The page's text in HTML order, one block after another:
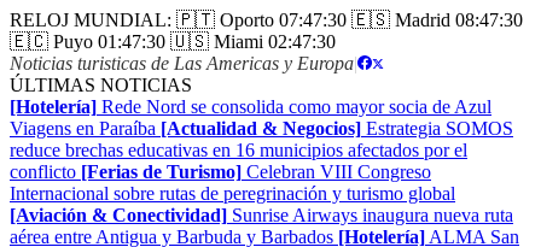
RELOJ MUNDIAL: 🇵🇹 Oporto 07:47:31 🇪🇸 Madrid 08:47:31
🇪🇨 Puyo 01:47:31 🇺🇸 Miami 02:47:31
Noticias turisticas de Las Americas y Europa|
ÚLTIMAS NOTICIAS
[Hotelería] Rede Nord se consolida como mayor socia de Azul
Viagens en Paraíba [Actualidad & Negocios] Estrategia SOMOS
reduce brechas educativas en 16 municipios afectados por el
conflicto [Ferias de Turismo] Celebran VIII Congreso
Internacional sobre rutas de peregrinación y turismo global
[Aviación & Conectividad] Sunrise Airways inaugura nueva ruta
aérea entre Antigua y Barbuda y Barbados [Hotelería] ALMA San